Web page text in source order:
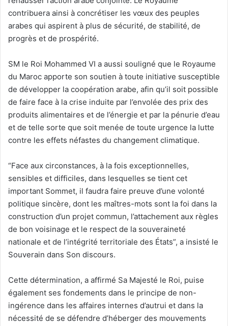
contribuera ainsi à concrétiser les vœux des peuples
arabes qui aspirent à plus de sécurité, de stabilité, de
progrès et de prospérité.
SM le Roi Mohammed VI a aussi souligné que le Royaume
du Maroc apporte son soutien à toute initiative susceptible
de développer la coopération arabe, afin qu’il soit possible
de faire face à la crise induite par l’envolée des prix des
produits alimentaires et de l’énergie et par la pénurie d’eau
et de telle sorte que soit menée de toute urgence la lutte
contre les effets néfastes du changement climatique.
“Face aux circonstances, à la fois exceptionnelles,
sensibles et difficiles, dans lesquelles se tient cet
important Sommet, il faudra faire preuve d’une volonté
politique sincère, dont les maîtres-mots sont la foi dans la
construction d’un projet commun, l’attachement aux règles
de bon voisinage et le respect de la souveraineté
nationale et de l’intégrité territoriale des États”, a insisté le
Souverain dans Son discours.
Cette détermination, a affirmé Sa Majesté le Roi, puise
également ses fondements dans le principe de non-
ingérence dans les affaires internes d’autrui et dans la
nécessité de se défendre d’héberger des mouvements